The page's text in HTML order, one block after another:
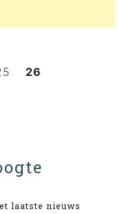
26
laatste nieuws